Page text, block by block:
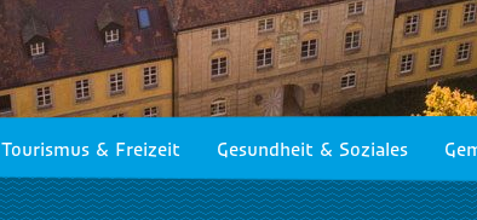
Tourismus & Freizeit Gesundheit & Soziales